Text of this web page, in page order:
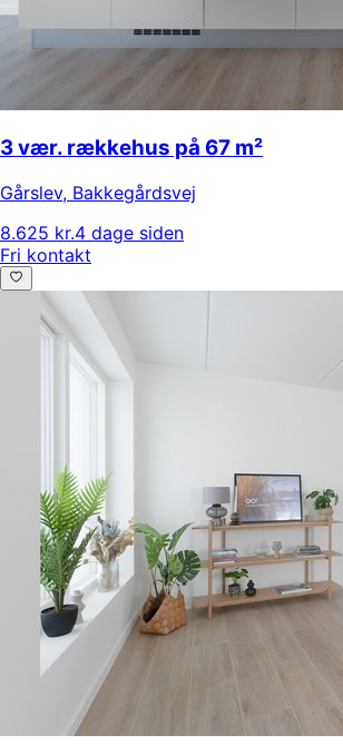
3 vær. rækkehus på 67 m²
Gårslev, Bakkegårdsvej
8.625 kr.4 dage siden
Fri kontakt